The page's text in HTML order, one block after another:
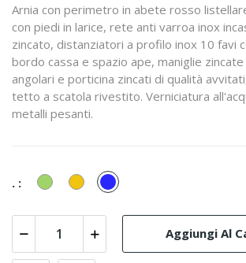
Arnia con perimetro in abete rosso
con piedi in larice, rete anti varroa inox
zincato, distanziatori a profilo inox 10 favi
bordo cassa e spazio ape, maniglie
angolari e porticina zincati di qualità
tetto a scatola rivestito. Verniciatura
metalli pesanti.
. : VerdeGiallo Blu
Aggiungi Al